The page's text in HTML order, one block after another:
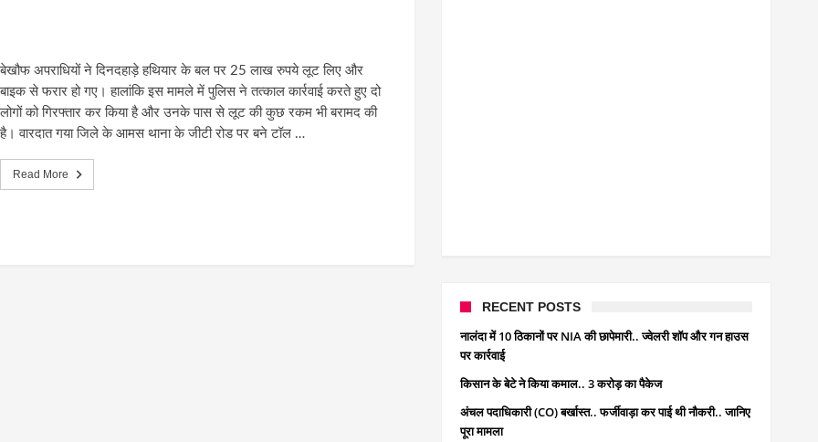
बेखौफ अपराधियों ने दिनदहाड़े हथियार के बल पर 25 लाख रुपये लूट लिए और
बाइक से फरार हो गए। हालांकि इस मामले में पुलिस ने तत्‍काल कार्रवाई करते हुए दो
लोगों को गिरफ्तार कर किया है और उनके पास से लूट की कुछ रकम भी बरामद की
है। वारदात गया जिले के आमस थाना के जीटी रोड पर बने टॉल …
Read More
RECENT POSTS
नालंदा में 10 ठिकानों पर NIA की छापेमारी.. ज्वेलरी शॉप और गन हाउस
पर कार्रवाई
किसान के बेटे ने किया कमाल.. 3 करोड़ का पैकेज
अंचल पदाधिकारी (CO) बर्खास्त.. फर्जीवाड़ा कर पाई थी नौकरी.. जानिए
पूरा मामला